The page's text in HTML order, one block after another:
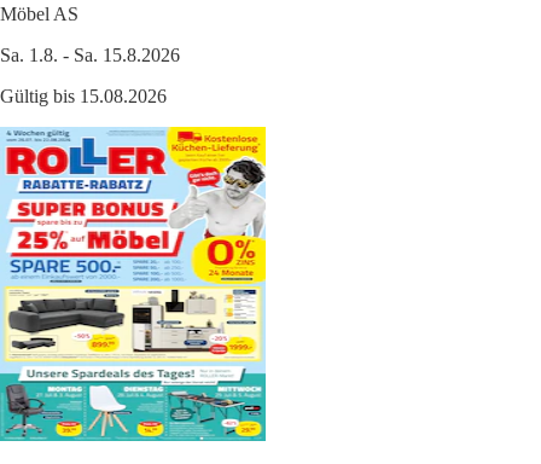
Möbel AS
Sa. 1.8. - Sa. 15.8.2026
Gültig bis 15.08.2026